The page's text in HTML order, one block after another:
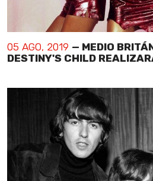
05 AGO, 2019 — MEDIO
DESTINY'S CHILD